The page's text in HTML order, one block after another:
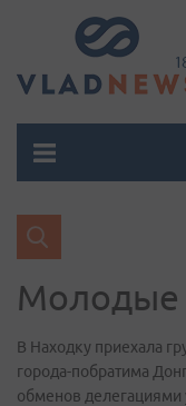
Молодые
В Находку приехала
города-побратима
обменов